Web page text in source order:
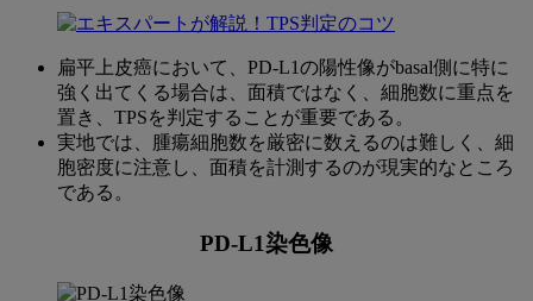
か？
か？
扁平上皮癌において、PD-L1の陽性像がbasal側に特に
強く出てくる場合は、面積ではなく、細胞数に重点を
置き、TPSを判定することが重要である。
実地では、腫瘍細胞数を厳密に数えるのは難しく、細
胞密度に注意し、面積を計測するのが現実的なところ
である。
PD-L1染色像